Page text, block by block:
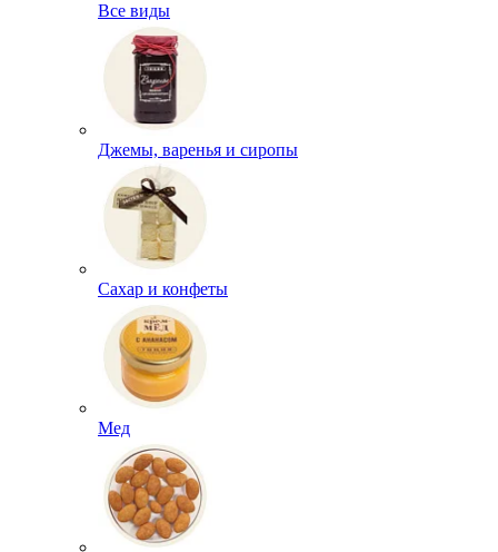
Все виды
Джемы, варенья и сиропы
Сахар и конфеты
Мед